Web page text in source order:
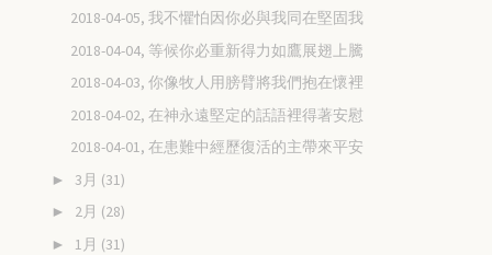
2018-04-05, 我不懼怕因你必與我同在堅固我
2018-04-04, 等候你必重新得力如鷹展翅上騰
2018-04-03, 你像牧人用膀臂將我們抱在懷裡
2018-04-02, 在神永遠堅定的話語裡得著安慰
2018-04-01, 在患難中經歷復活的主帶來平安
► 3月 (31)
► 2月 (28)
► 1月 (31)